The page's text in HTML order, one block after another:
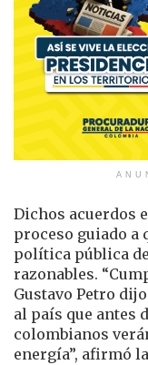
Dichos acuerdos
proceso guiado a
política pública
razonables.
Gustavo Petro
al país que antes
colombianos
energía”, afirmó